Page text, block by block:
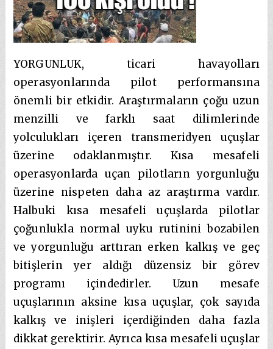
YORGUNLUK, ticari havayolları
operasyonlarında pilot performansına
önemli bir etkidir. Araştırmaların çoğu uzun
menzilli ve farklı saat dilimlerinde
yolculukları içeren transmeridyen uçuşlar
üzerine odaklanmıştır. Kısa mesafeli
operasyonlarda uçan pilotların yorgunluğu
üzerine nispeten daha az araştırma vardır.
Halbuki kısa mesafeli uçuşlarda pilotlar
çoğunlukla normal uyku rutinini bozabilen
ve yorgunluğu arttıran erken kalkış ve geç
bitişlerin yer aldığı düzensiz bir görev
programı içindedirler. Uzun mesafe
uçuşlarının aksine kısa uçuşlar, çok sayıda
kalkış ve inişleri içerdiğinden daha fazla
dikkat gerektirir. Ayrıca kısa mesafeli uçuşlar